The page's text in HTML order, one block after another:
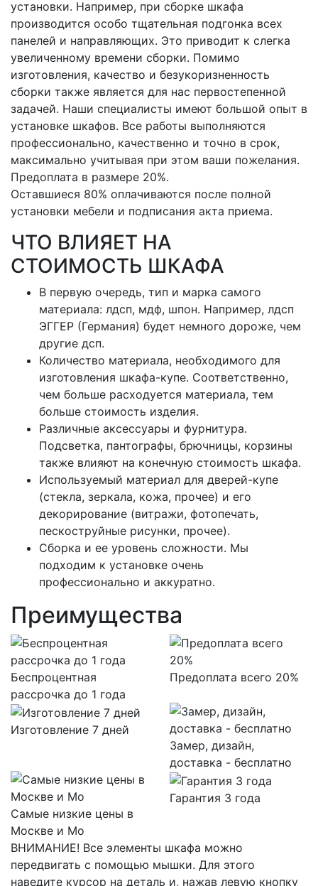
установки. Например, при сборке шкафа
производится особо тщательная подгонка всех
панелей и направляющих. Это приводит к слегка
увеличенному времени сборки. Помимо
изготовления, качество и безукоризненность
сборки также является для нас первостепенной
задачей. Наши специалисты имеют большой опыт в
установке шкафов. Все работы выполняются
профессионально, качественно и точно в срок,
максимально учитывая при этом ваши пожелания.
Предоплата в размере 20%.
Оставшиеся 80% оплачиваются после полной
установки мебели и подписания акта приема.
ЧТО ВЛИЯЕТ НА
СТОИМОСТЬ ШКАФА
В первую очередь, тип и марка самого
материала: лдсп, мдф, шпон. Например, лдсп
ЭГГЕР (Германия) будет немного дороже, чем
другие дсп.
Количество материала, необходимого для
изготовления шкафа-купе. Соответственно,
чем больше расходуется материала, тем
больше стоимость изделия.
Различные аксессуары и фурнитура.
Подсветка, пантографы, брючницы, корзины
также влияют на конечную стоимость шкафа.
Используемый материал для дверей-купе
(стекла, зеркала, кожа, прочее) и его
декорирование (витражи, фотопечать,
пескоструйные рисунки, прочее).
Сборка и ее уровень сложности. Мы
подходим к установке очень
профессионально и аккуратно.
Преимущества
Беспроцентная
рассрочка до 1 года
Предоплата всего 20%
Изготовление 7 дней
Замер, дизайн,
доставка - бесплатно
Самые низкие цены в
Москве и Мо
Гарантия 3 года
ВНИМАНИЕ! Все элементы шкафа можно
передвигать с помощью мышки. Для этого
наведите курсор на деталь и, нажав левую кнопку